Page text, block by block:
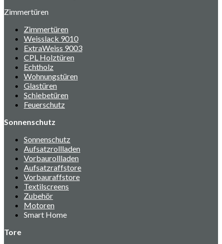
Zimmertüren
Zimmertüren
Weisslack 9010
ExtraWeiss 9003
CPL Holztüren
Echtholz
Wohnungstüren
Glastüren
Schiebetüren
Feuerschutz
Sonnenschutz
Sonnenschutz
Aufsatzrollladen
Vorbaurollladen
Aufsatzraffstore
Vorbauraffstore
Textilscreens
Zubehör
Motoren
Smart Home
Tore